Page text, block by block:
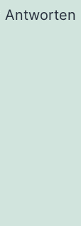
Antworten